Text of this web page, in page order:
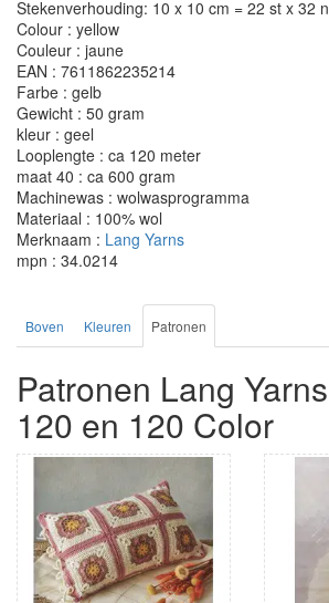
Stekenverhouding: 10 x 10 cm = 22 st x 32
Colour : yellow
Couleur : jaune
EAN : 7611862235214
Farbe : gelb
Gewicht : 50 gram
kleur : geel
Looplengte : ca 120 meter
maat 40 : ca 600 gram
Machinewas : wolwasprogramma
Materiaal : 100% wol
Merknaam : Lang Yarns
mpn : 34.0214
Boven Kleuren Patronen
Patronen Lang
120 en 120 Color